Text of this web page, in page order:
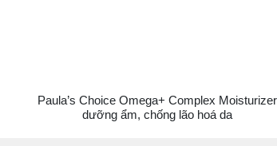
Paula’s Choice Omega+ Complex Moisturizer
dưỡng ẩm, chống lão hoá da